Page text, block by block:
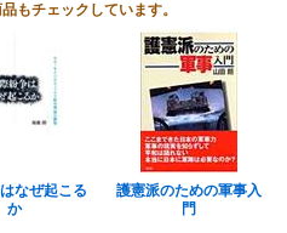
もチェックしています。
なぜ起こる
か
護憲派のための軍事入
門